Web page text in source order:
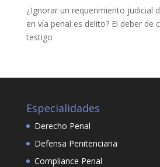
¿Ignorar un requerimiento judicial
en vía penal es delito? El deber de
testigo
Especialidades
Derecho Penal
Defensa Penitenciaria
Compliance Penal